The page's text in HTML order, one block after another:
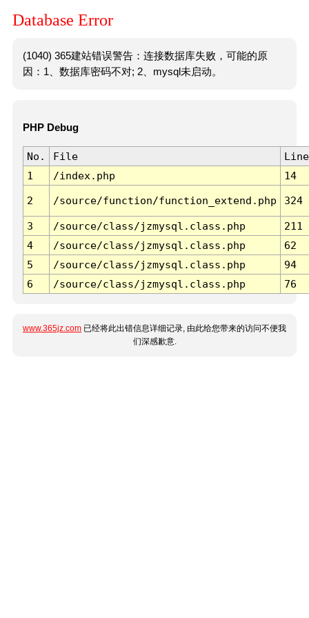
Database Error
(1040) 365建站错误警告：连接数据库失败，可能的原
因：1、数据库密码不对; 2、mysql未启动。
PHP Debug
No. File
Line
1
/index.php 14
2 /source/function/function_extend.php 324
3 /source/class/jzmysql.class.php
211
4
/source/class/jzmysql.class.php
62
5
/source/class/jzmysql.class.php
94
6
/source/class/jzmysql.class.php 76
www.365jz.com 已经将此出错信息详细记录, 由此给您带来的访问不便我
们深感歉意.